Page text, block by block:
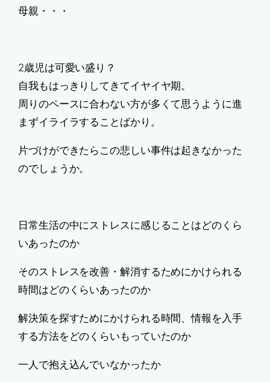
母親・・・
2歳児は可愛い盛り？
自我もはっきりしてきてイヤイヤ期。
周りのペースに合わない方が多くて思うように進
まずイライラすることばかり。
片づけができたらこの悲しい事件は起きなかった
のでしょうか。
日常生活の中にストレスに感じることはどのくら
いあったのか
そのストレスを改善・解消するためにかけられる
時間はどのくらいあったのか
解決策を探すためにかけられる時間、情報を入手
する方法をどのくらいもっていたのか
一人で抱え込んでいなかったか